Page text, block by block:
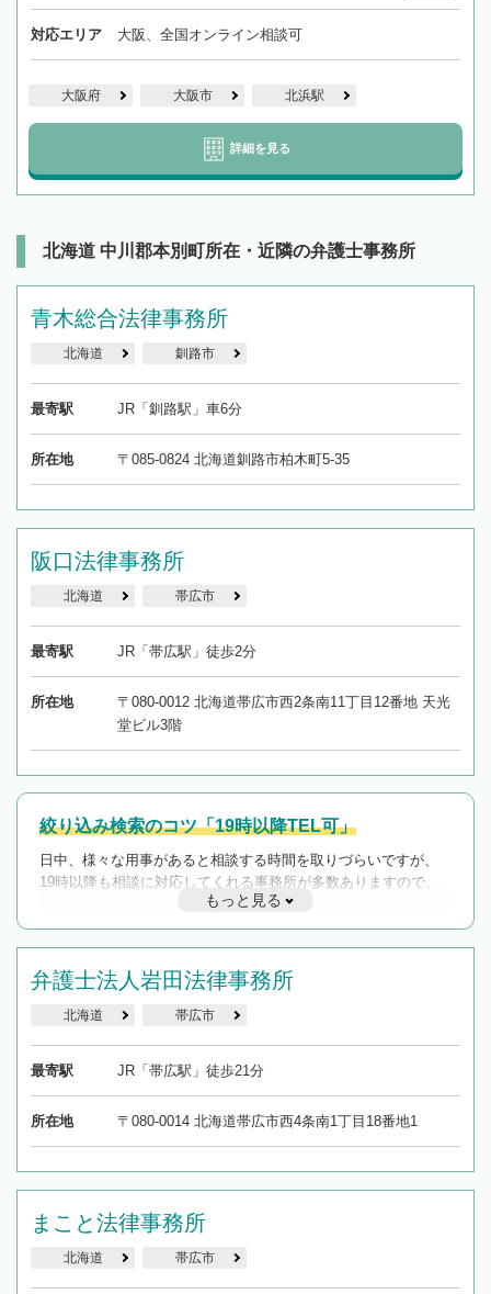
対応エリア 大阪、全国オンライン相談可
大阪府 大阪市 北浜駅
詳細を見る
北海道 中川郡本別町所在・近隣の弁護士事務所
青木総合法律事務所
北海道 釧路市
最寄駅 JR「釧路駅」車6分
所在地 〒085-0824 北海道釧路市柏木町5-35
阪口法律事務所
北海道 帯広市
最寄駅 JR「帯広駅」徒歩2分
所在地
〒080-0012 北海道帯広市西2条南11丁目12番地 天光
堂ビル3階
絞り込み検索のコツ「19時以降TEL可」
日中、様々な用事があると相談する時間を取りづらいですが、
19時以降も相談に対応してくれる事務所が多数ありますので、
遅い時間の相談が増えそうな場合はそのような事務所に絞り込
んで検索してみましょう。
を加えて再検索
もっと見る
弁護士法人岩田法律事務所
北海道 帯広市
最寄駅 JR「帯広駅」徒歩21分
所在地 〒080-0014 北海道帯広市西4条南1丁目18番地1
まこと法律事務所
北海道 帯広市